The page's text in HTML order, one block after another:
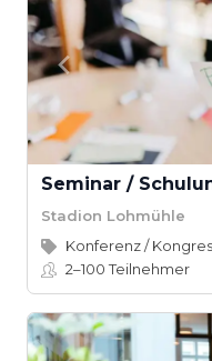
Seminar /
Stadion Lohmühle
Konferenz /
2–100Teilnehmer